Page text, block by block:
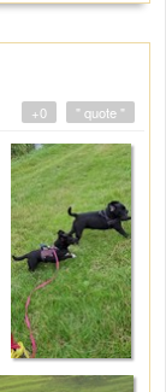
" quote "
+0